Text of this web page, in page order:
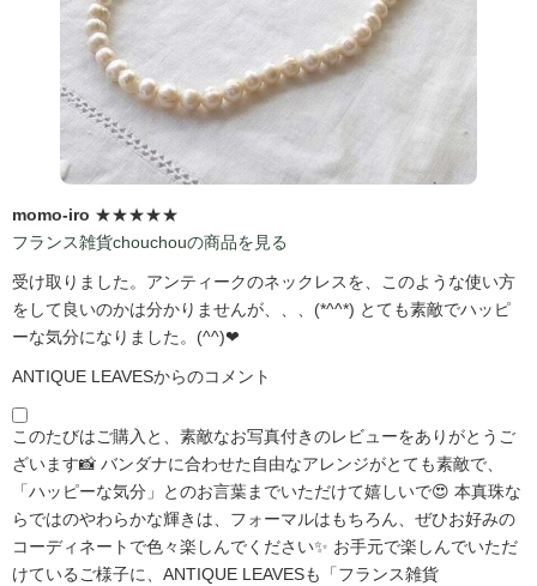
momo-iro ★★★★★
フランス雑貨chouchouの商品を見る
受け取りました。アンティークのネックレスを、このような使い方
をして良いのかは分かりませんが、、、(*^^*) とても素敵でハッピ
ーな気分になりました。(^^)❤
ANTIQUE LEAVESからのコメント
このたびはご購入と、素敵なお写真付きのレビューをありがとうご
ざいます📸 バンダナに合わせた自由なアレンジがとても素敵で、
「ハッピーな気分」とのお言葉までいただけて嬉しいで😍 本真珠な
らではのやわらかな輝きは、フォーマルはもちろん、ぜひお好みの
コーディネートで色々楽しんでください✨ お手元で楽しんでいただ
けているご様子に、ANTIQUE LEAVESも「フランス雑貨